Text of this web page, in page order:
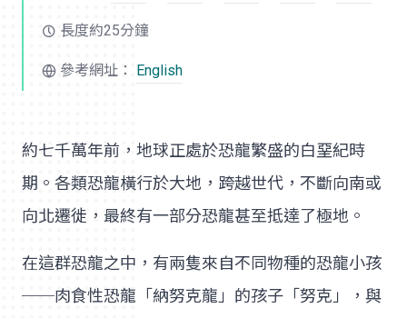
長度約25分鐘
參考網址： English
約七千萬年前，地球正處於恐龍繁盛的白堊紀時
期。各類恐龍橫行於大地，跨越世代，不斷向南或
向北遷徙，最終有一部分恐龍甚至抵達了極地。
在這群恐龍之中，有兩隻來自不同物種的恐龍小孩
──肉食性恐龍「納努克龍」的孩子「努克」，與